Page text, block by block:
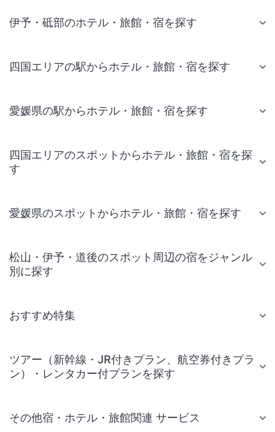
伊予・砥部のホテル・旅館・宿を探す
四国エリアの駅からホテル・旅館・宿を探す
愛媛県の駅からホテル・旅館・宿を探す
四国エリアのスポットからホテル・旅館・宿を探
す
愛媛県のスポットからホテル・旅館・宿を探す
松山・伊予・道後のスポット周辺の宿をジャンル
別に探す
おすすめ特集
ツアー（新幹線・JR付きプラン、航空券付きプラ
ン）・レンタカー付プランを探す
その他宿・ホテル・旅館関連 サービス